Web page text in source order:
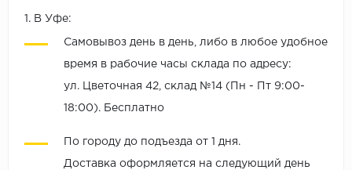
1. В Уфе:
Самовывоз день в день, либо в любое удобное
время в рабочие часы склада по адресу:
ул. Цветочная 42, склад №14 (Пн - Пт 9:00-
18:00). Бесплатно
По городу до подъезда от 1 дня.
Доставка оформляется на следующий день